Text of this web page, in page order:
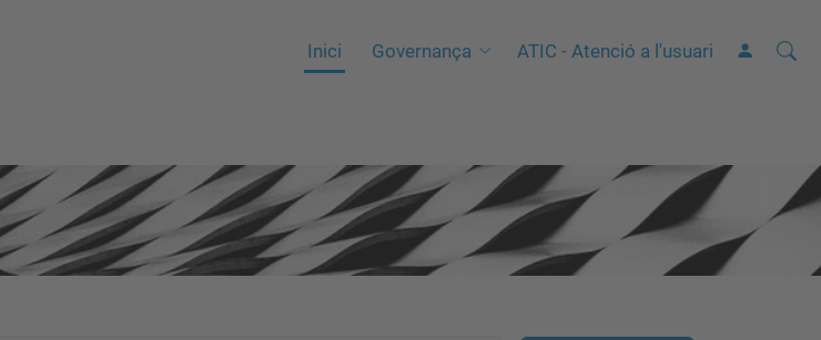
Inici Governança ATIC - Atenció a l'usuari Cerca
C
a